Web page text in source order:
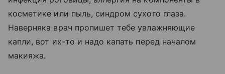
косметике или пыль, синдром сухого глаза.
Наверняка врач пропишет тебе увлажняющие
капли, вот их-то и надо капать перед началом
макияжа.